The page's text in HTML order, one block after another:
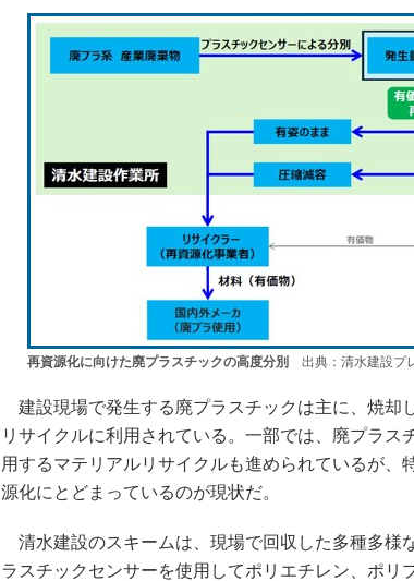
再資源化に向けた廃プラスチックの高度分別 出典：清水建設プ
建設現場で発生する廃プラスチックは主に、焼却
リサイクルに利用されている。一部では、廃プラス
用するマテリアルリサイクルも進められているが、
源化にとどまっているのが現状だ。
清水建設のスキームは、現場で回収した多種多様
ラスチックセンサーを使用してポリエチレン、ポリ